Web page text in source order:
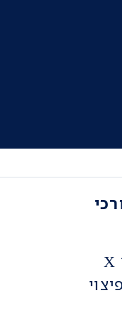
אנו בעלי התמחות ייחודית בתביעות רשלנות לרבות רשלנות באבחון X